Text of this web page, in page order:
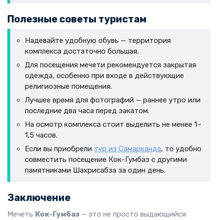
Полезные советы туристам
Надевайте удобную обувь — территория
комплекса достаточно большая.
Для посещения мечети рекомендуется закрытая
одежда, особенно при входе в действующие
религиозные помещения.
Лучшее время для фотографий — раннее утро или
последние два часа перед закатом.
На осмотр комплекса стоит выделить не менее 1–
1,5 часов.
Если вы приобрели тур из Самарканда, то удобно
совместить посещение Кок-Гумбаз с другими
памятниками Шахрисабза за один день.
Заключение
Мечеть Кок-Гумбаз — это не просто выдающийся